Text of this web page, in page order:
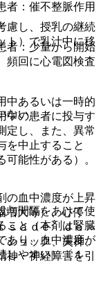
慮し、授乳の継続
ト）で乳汁中に移
ない。
の血中濃度が上昇
増大等）、心停
ｒｓａｄｅ ｄｅ
ショック、失神、
・神経障害を引
：催不整脈作用
者：少量から開始
頻回に心電図検査
中あるいは一時的
中の患者に投与す
定し、また、異常
を中止すること
可能性がある）。
与間隔をあけて使
こと（本剤は腎臓
あり、血中濃度が
しやすい）〔１